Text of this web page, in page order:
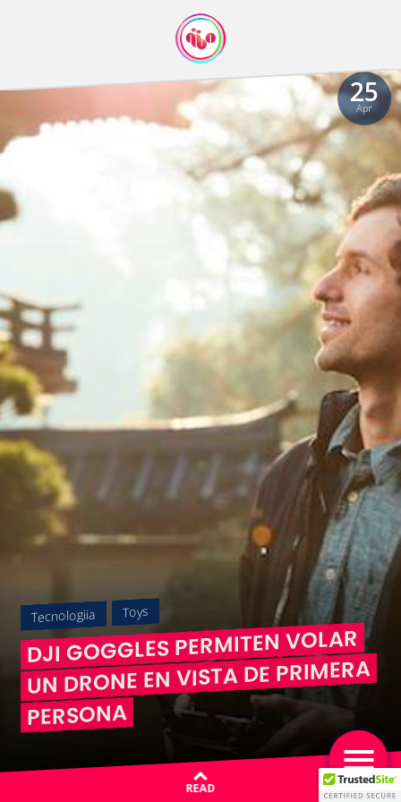
25
Apr
Tecnologiia Toys
DJI GOGGLES PERMITEN VOLAR
UN DRONE EN VISTA DE PRIMERA
PERSONA
READ